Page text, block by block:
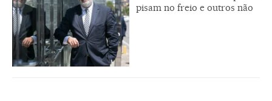
pisam no freio e outros não